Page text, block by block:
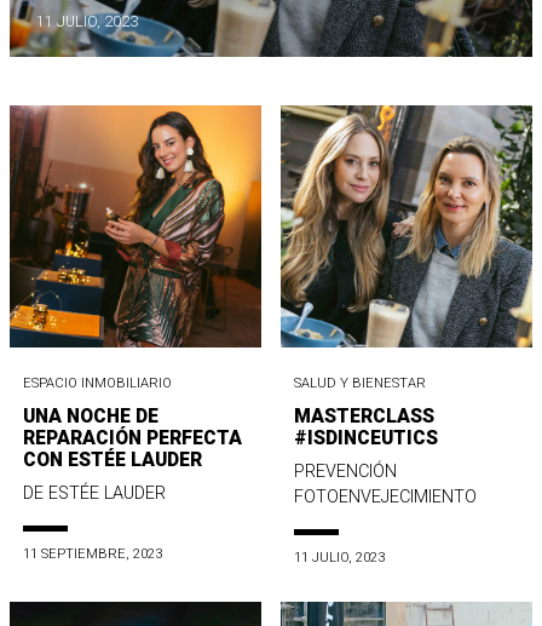
11 JULIO, 2023
ESPACIO INMOBILIARIO
UNA NOCHE DE
REPARACIÓN PERFECTA
CON ESTÉE LAUDER
DE ESTÉE LAUDER
11 SEPTIEMBRE, 2023
SALUD Y BIENESTAR
MASTERCLASS
#ISDINCEUTICS
PREVENCIÓN
FOTOENVEJECIMIENTO
11 JULIO, 2023